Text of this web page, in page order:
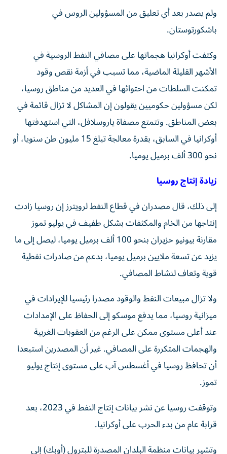
ولم يصدر بعد أي تعليق من المسؤولين الروس في
باشكورتوستان.
وكثفت أوكرانيا هجماتها على مصافي النفط ‌الروسية في
الأشهر ‌القليلة الماضية، مما تسبب في ⁠أزمة نقص وقود
تمكنت السلطات من ‌احتوائها في العديد من مناطق روسيا،
لكن مسؤولين حكوميين يقولون إن المشاكل لا تزال قائمة في
بعض ⁠المناطق. وتتمتع مصفاة ياروسلافل، التي استهدفتها
أوكرانيا ​في السابق، بقدرة معالجة تبلغ 15 مليون طن سنويا، أو
نحو 300 ألف برميل يوميا.
زيادة إنتاج روسيا
إلى ذلك، قال مصدران في قطاع النفط لرويترز إن روسيا زادت
إنتاجها من الخام والمكثفات بشكل طفيف في يوليو تموز
مقارنة بيونيو حزيران بنحو 100 ألف برميل يوميا، ‌ليصل إلى ما
يزيد عن تسعة ملايين برميل يوميا، بدعم من صادرات نفطية ​
قوية وتعاف لنشاط ⁠المصافي.
ولا تزال مبيعات النفط والوقود مصدرا رئيسيا للإيرادات في
ميزانية ‌روسيا، مما يدفع موسكو إلى ‌الحفاظ على الإمدادات
عند أعلى مستوى ممكن على الرغم من العقوبات الغربية
والهجمات المتكررة على المصافي. غير أن المصدرين استبعدا
أن تحافظ روسيا في أغسطس آب على مستوى ‌إنتاج يوليو
تموز.
وتوقفت روسيا عن نشر بيانات إنتاج النفط في 2023، بعد
قرابة عام من ⁠بدء الحرب على أوكرانيا.
وتشير بيانات منظمة البلدان المصدرة للبترول (أوبك) إلى